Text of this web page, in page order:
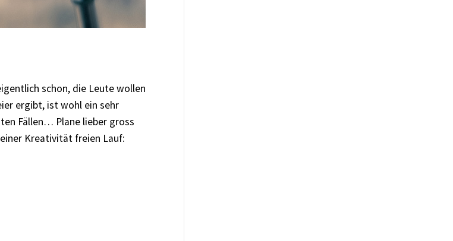
schon, die Leute wollen
ergibt, ist wohl ein sehr
Fällen… Plane lieber gross
Kreativität freien Lauf: